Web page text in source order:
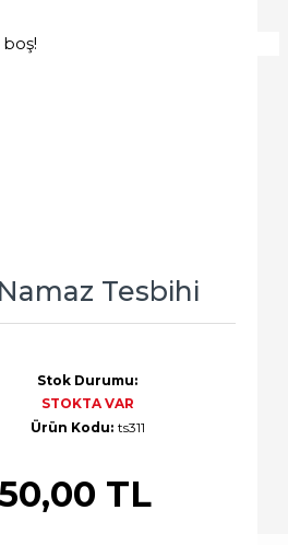
Tesbihi
TL
Stok Durumu:
STOKTA VAR
Ürün Kodu: ts311